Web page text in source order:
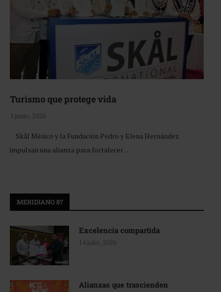
Turismo que protege vida
1 junio, 2026
Skål México y la Fundación Pedro y Elena Hernández
impulsan una alianza para fortalecer …
MERIDIANO 87
Excelencia compartida
14 julio, 2026
Alianzas que trascienden